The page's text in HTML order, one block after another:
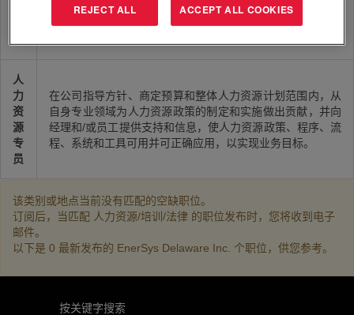
人
力
资
源
专
员
在公司指导方针、商定预算和整体人力资源计划范围内，从
自身专业领域为人力资源政策的制定和实施做出贡献，并向
经理和/或员工提供支持和信息，使人力资源政策、程序、流
程、系统和工具可用并可正确应用，以实现业务目标。
该类别或地点当前没有匹配的空缺职位。
订阅后，当匹配 人力资源/培训/法律 的职位发布时，您将收到电子
邮件。
以下是 0 最新发布的 EnerSys Delaware Inc. 个职位，供您参考。
按关键字搜索
REJECT ALL ACCEPT ALL COOKIES